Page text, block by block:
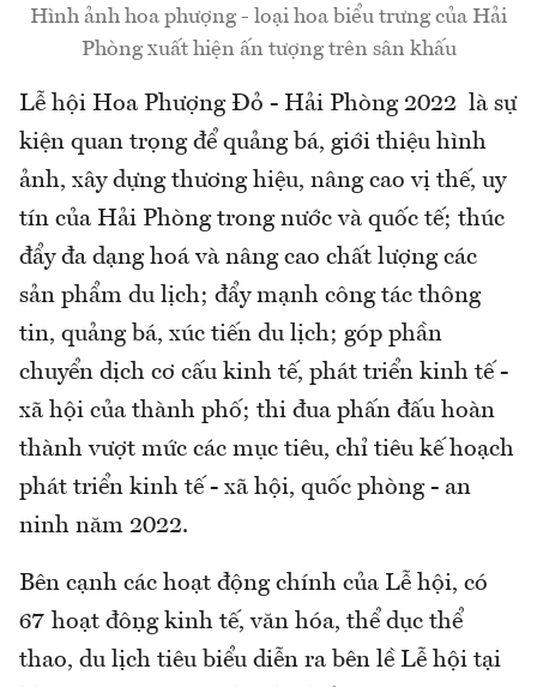
Hình ảnh hoa phượng - loại hoa biểu trưng của Hải
Phòng xuất hiện ấn tượng trên sân khấu
Lễ hội Hoa Phượng Đỏ - Hải Phòng 2022 là sự
kiện quan trọng để quảng bá, giới thiệu hình
ảnh, xây dựng thương hiệu, nâng cao vị thế, uy
tín của Hải Phòng trong nước và quốc tế; thúc
đẩy đa dạng hoá và nâng cao chất lượng các
sản phẩm du lịch; đẩy mạnh công tác thông
tin, quảng bá, xúc tiến du lịch; góp phần
chuyển dịch cơ cấu kinh tế, phát triển kinh tế -
xã hội của thành phố; thi đua phấn đấu hoàn
thành vượt mức các mục tiêu, chỉ tiêu kế hoạch
phát triển kinh tế - xã hội, quốc phòng - an
ninh năm 2022.
Bên cạnh các hoạt động chính của Lễ hội, có
67 hoạt động kinh tế, văn hóa, thể dục thể
thao, du lịch tiêu biểu diễn ra bên lề Lễ hội tại